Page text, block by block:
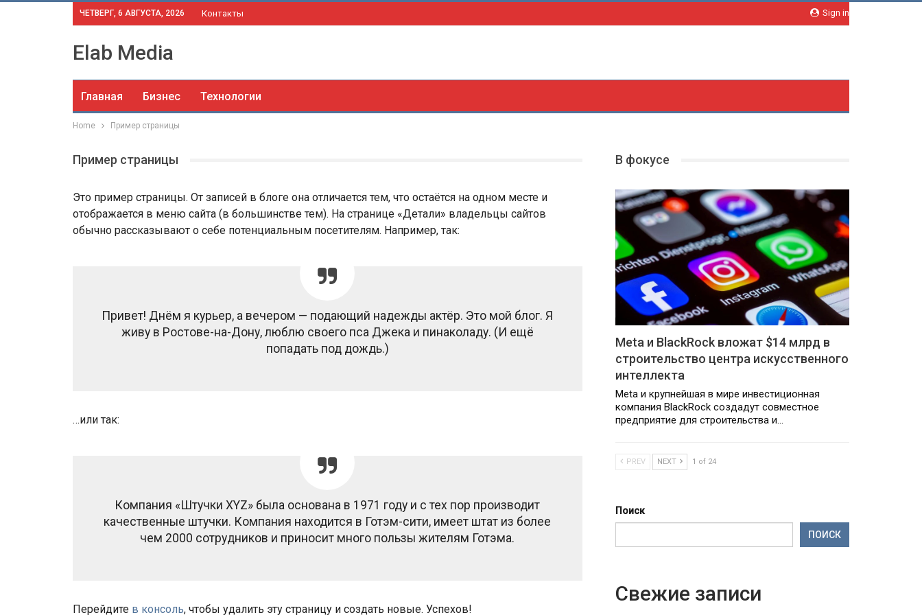
Sign in
ЧЕТВЕРГ, 6 АВГУСТА, 2026 Контакты
Elab Media
Главная Бизнес Технологии
Home Пример страницы
Пример страницы
Это пример страницы. От записей в блоге она отличается тем, что остаётся на одном месте и
отображается в меню сайта (в большинстве тем). На странице «Детали» владельцы сайтов
обычно рассказывают о себе потенциальным посетителям. Например, так:
Привет! Днём я курьер, а вечером — подающий надежды актёр. Это мой блог. Я
живу в Ростове-на-Дону, люблю своего пса Джека и пинаколаду. (И ещё
попадать под дождь.)
…или так:
Компания «Штучки XYZ» была основана в 1971 году и с тех пор производит
качественные штучки. Компания находится в Готэм-сити, имеет штат из более
чем 2000 сотрудников и приносит много пользы жителям Готэма.
Перейдите в консоль, чтобы удалить эту страницу и создать новые. Успехов!
В фокусе
Meta и BlackRock вложат $14 млрд в
строительство центра искусственного
интеллекта
Meta и крупнейшая в мире инвестиционная
компания BlackRock создадут совместное
предприятие для строительства и…
PREV NEXT 1 of 24
Поиск
ПОИСК
Свежие записи